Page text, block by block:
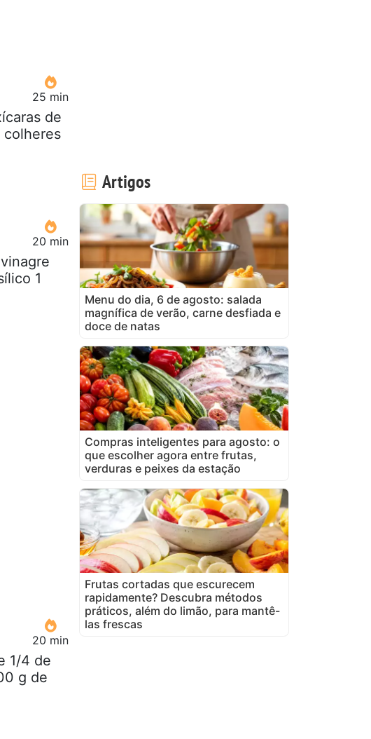
25 min
de
colheres
20 min
1
20 min
1/4 de
g de
Artigos
Menu do dia, 6 de agosto: salada
magnífica de verão, carne desfiada e
doce de natas
Compras inteligentes para agosto: o
que escolher agora entre frutas,
verduras e peixes da estação
Frutas cortadas que escurecem
rapidamente? Descubra métodos
práticos, além do limão, para mantê-
las frescas